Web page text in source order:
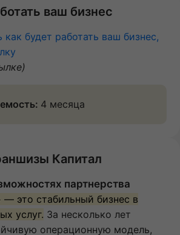
ваш бизнес
будет работать ваш бизнес,
4 месяца
Капитал
партнерства
это стабильный бизнес в
услуг. За несколько лет
операционную модель,